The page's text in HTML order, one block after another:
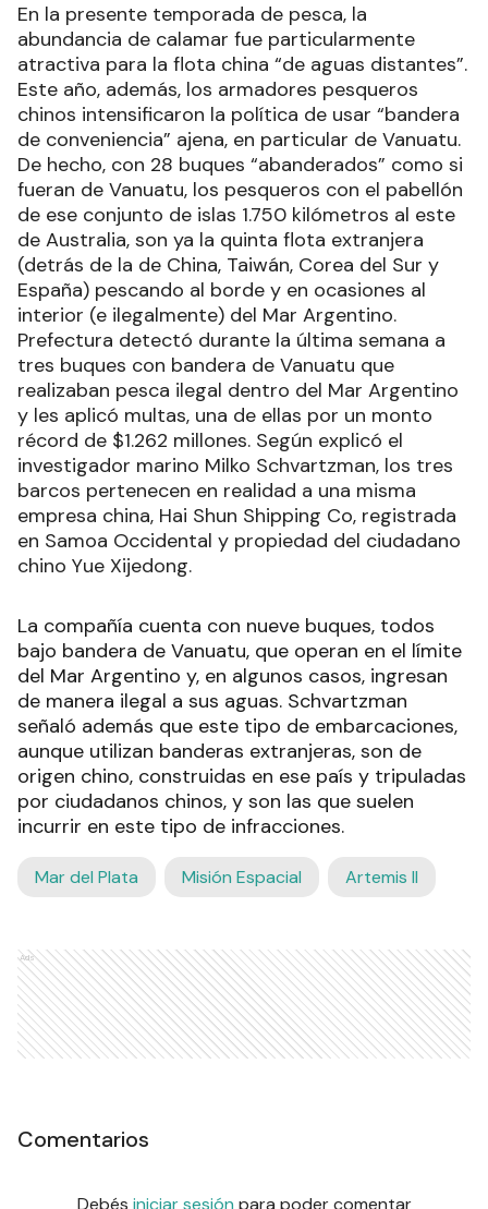
En la presente temporada de pesca, la
abundancia de calamar fue particularmente
atractiva para la flota china “de aguas distantes”.
Este año, además, los armadores pesqueros
chinos intensificaron la política de usar “bandera
de conveniencia” ajena, en particular de Vanuatu.
De hecho, con 28 buques “abanderados” como si
fueran de Vanuatu, los pesqueros con el pabellón
de ese conjunto de islas 1.750 kilómetros al este
de Australia, son ya la quinta flota extranjera
(detrás de la de China, Taiwán, Corea del Sur y
España) pescando al borde y en ocasiones al
interior (e ilegalmente) del Mar Argentino.
Prefectura detectó durante la última semana a
tres buques con bandera de Vanuatu que
realizaban pesca ilegal dentro del Mar Argentino
y les aplicó multas, una de ellas por un monto
récord de $1.262 millones. Según explicó el
investigador marino Milko Schvartzman, los tres
barcos pertenecen en realidad a una misma
empresa china, Hai Shun Shipping Co, registrada
en Samoa Occidental y propiedad del ciudadano
chino Yue Xijedong.
La compañía cuenta con nueve buques, todos
bajo bandera de Vanuatu, que operan en el límite
del Mar Argentino y, en algunos casos, ingresan
de manera ilegal a sus aguas. Schvartzman
señaló además que este tipo de embarcaciones,
aunque utilizan banderas extranjeras, son de
origen chino, construidas en ese país y tripuladas
por ciudadanos chinos, y son las que suelen
incurrir en este tipo de infracciones.
Mar del Plata Misión Espacial Artemis II
Ads
Comentarios
Debés iniciar sesión para poder comentar